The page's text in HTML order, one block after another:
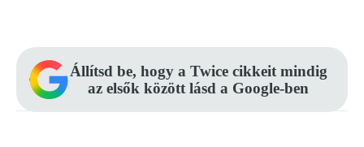
Állítsd be, hogy a Twice cikkeit mindig
az elsők között lásd a Google-ben